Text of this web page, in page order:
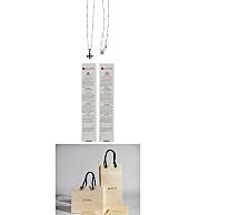
Previous
slide
Next
slide